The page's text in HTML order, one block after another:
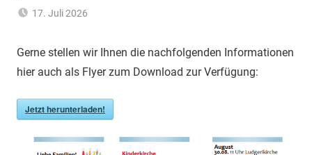
17. Juli 2026
Temme
Gerne stellen wir Ihnen die nachfolgenden Informationen
hier auch als Flyer zum Download zur Verfügung:
Jetzt herunterladen!